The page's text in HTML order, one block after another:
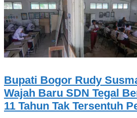
Bupati Bogor Rudy
Wajah Baru SDN Tegal
11 Tahun Tak Tersentuh